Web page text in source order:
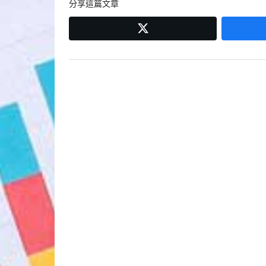
覽
分享這篇文章